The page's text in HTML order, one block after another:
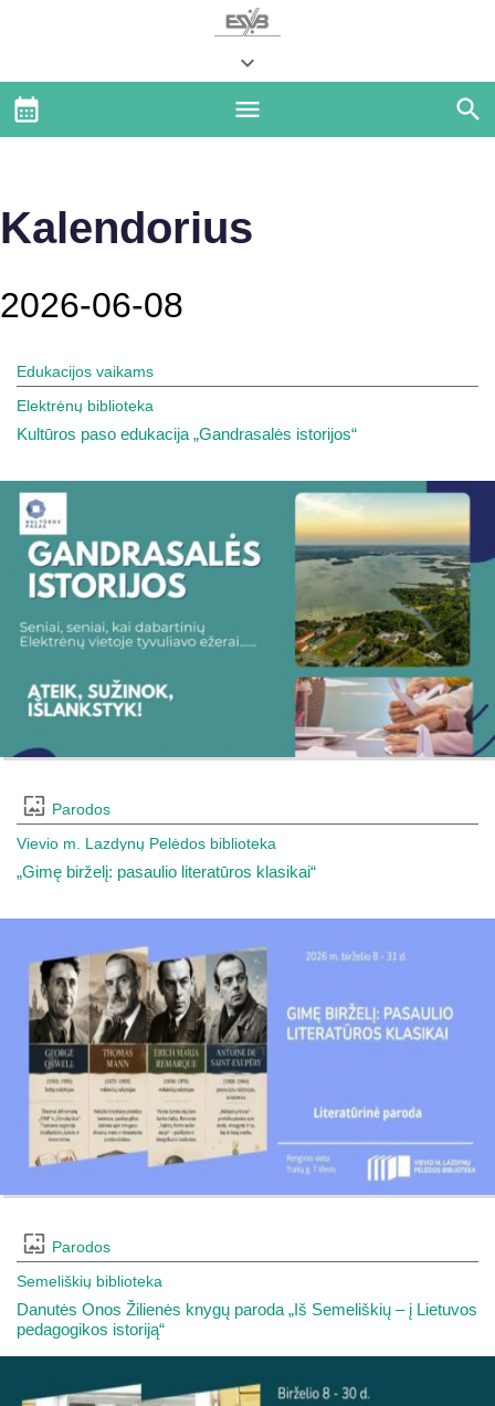
Kalendorius
2026-06-08
Edukacijos vaikams
Elektrėnų biblioteka
Kultūros paso edukacija „Gandrasalės istorijos“
Parodos
Vievio m. Lazdynų Pelėdos biblioteka
„Gimę birželį: pasaulio literatūros klasikai“
Parodos
Semeliškių biblioteka
Danutės Onos Žilienės knygų paroda „Iš Semeliškių – į Lietuvos
pedagogikos istoriją“